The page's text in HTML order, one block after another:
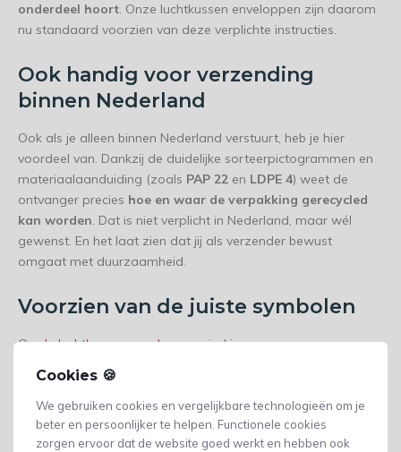
Cookies 🍪
We gebruiken cookies en vergelijkbare technologieën om je
beter en persoonlijker te helpen. Functionele cookies
zorgen ervoor dat de website goed werkt en hebben ook
onderdeel hoort. Onze luchtkussen enveloppen zijn daarom
nu standaard voorzien van deze verplichte instructies.
Ook handig voor verzending
binnen Nederland
Ook als je alleen binnen Nederland verstuurt, heb je hier
voordeel van. Dankzij de duidelijke sorteerpictogrammen en
materiaalaanduiding (zoals PAP 22 en LDPE 4) weet de
ontvanger precies hoe en waar de verpakking gerecycled
kan worden. Dat is niet verplicht in Nederland, maar wél
gewenst. En het laat zien dat jij als verzender bewust
omgaat met duurzaamheid.
Voorzien van de juiste symbolen
Opde luchtkussen enveloppenvind je nu:
HetTriman-logo + instructie
DeSpaanse afvalscheiding pictogrammen(bijv. Al
Azul / Al Amarillo)
DeMobius-loop met materiaalcode, zoals PAP 22 en